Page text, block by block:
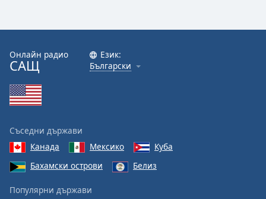
Онлайн радио
САЩ
Език:
Български
Съседни държави
Канада
Мексико
Куба
Бахамски острови
Белиз
Популярни държави